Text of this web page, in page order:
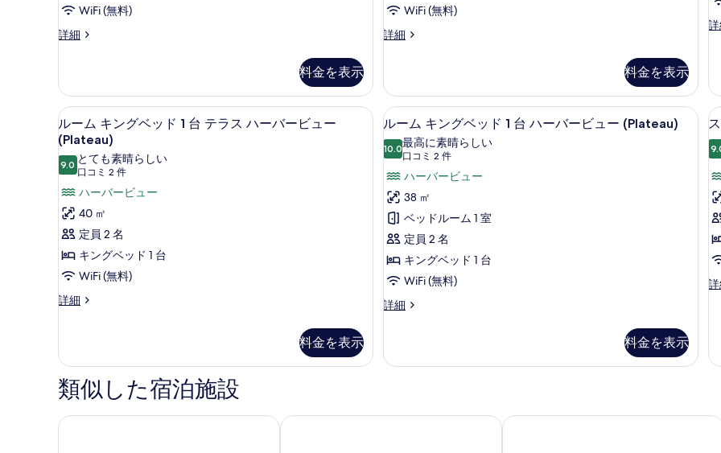
ビ
ュ
の
す
べ
て
写
真
を
表
示
す
ハ
ー
バ
ュ
(Deluxe)
の
詳
細
の
写
表
示
す
る
詳
細
ッ
ド
シ
テ
ィ
ビ
ュ
ー
の
す
べ
て
の
を
表
す
WiFi (無料)
詳細
ル
ン
グ
ベ
ッ
ド
1
台
シ
テ
ィ
ビ
ュ
の
詳
細
料金を表示
ン
グ
ド
1
台
ハ
ー
バ
ー
ビ
ュ
ー
の
て
WiFi (無料)
詳細
ク
ー
ム
キ
グ
ッ
ド
台
ハ
バ
ー
ュ
細
料金を表示
ス
ン
グ
ベ
ッ
ド
台
の
詳
細
ル
ー
ム
キ
ン
グ
ベ
ッ
ド
1
ラ
ス
ハ
ー
ルーム キングベッド 1 台 テラス ハーバービュー (Plateau) | 高級寝具、ミニバー、セーフティボックス (室内
5
ルーム キングベッド 1 台 テラス ハーバービュー
(Plateau)
9.010 点中 9.0
とても素晴らしい
口コミ 2 件
(口
コ
ミ
2
件)
ハーバービュー
40 ㎡
定員 2 名
キングベッド 1 台
WiFi (無料)
詳細
ル
ン
ベ
ッ
ド
1
料金を表示
ル
ー
ム
キ
ン
グ
ベ
ッ
ド
1
ー
ルーム キングベッド 1 台 ハーバー
6
ルーム キングベッド 1 台 ハーバービュー (Plateau)
10.010 点中 10.0
最高に素晴らしい
口コミ 2 件
(口
コ
ミ
件)
ハーバービュー
38 ㎡
ベッドルーム 1 室
定員 2 名
キングベッド 1 台
WiFi (無料)
詳細
ル
ン
ド
料金を表示
ス
の
詳
類似した宿泊施設
ルネッサンスハーバービュー・ホテル香港 (香港萬麗海景酒店)
Hopewell Hotel カオルーン シャングリ・ラ 香港 (九